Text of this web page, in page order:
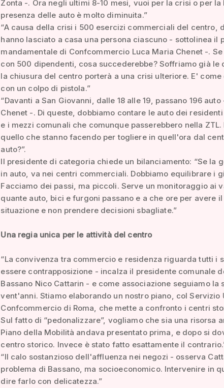
Zonta -. Ora negli ultimi 8-10 mesi, vuoi per la crisi o per la
presenza delle auto è molto diminuita.”
“A causa della crisi i 500 esercizi commerciali del centro,
hanno lasciato a casa una persona ciascuno - sottolinea il
mandamentale di Confcommercio Luca Maria Chenet -.
con 500 dipendenti, cosa succederebbe? Soffriamo già le
la chiusura del centro porterà a una crisi ulteriore. E'
con un colpo di pistola.”
“Davanti a San Giovanni, dalle 18 alle 19, passano 196
Chenet -. Di queste, dobbiamo contare le auto dei
e i mezzi comunali che comunque passerebbero nella
quello che stanno facendo per togliere in quell'ora dal
auto?”.
Il presidente di categoria chiede un bilanciamento: “Se la
in auto, va nei centri commerciali. Dobbiamo equilibrare i
Facciamo dei passi, ma piccoli. Serve un monitoraggio ai
quante auto, bici e furgoni passano e a che ore per avere
situazione e non prendere decisioni sbagliate.”
Una regia unica per le attività del centro
“La convivenza tra commercio e residenza riguarda tutti i
essere contrapposizione - incalza il presidente comunale
Bassano Nico Cattarin - e come associazione seguiamo la
vent'anni. Stiamo elaborando un nostro piano, col Servizio
Confcommercio di Roma, che mette a confronto i centri
Sul fatto di “pedonalizzare”, vogliamo che sia una risorsa
Piano della Mobilità andava presentato prima, e dopo si
centro storico. Invece è stato fatto esattamente il
“Il calo sostanzioso dell'affluenza nei negozi - osserva
problema di Bassano, ma socioeconomico. Intervenire in
dire farlo con delicatezza.”